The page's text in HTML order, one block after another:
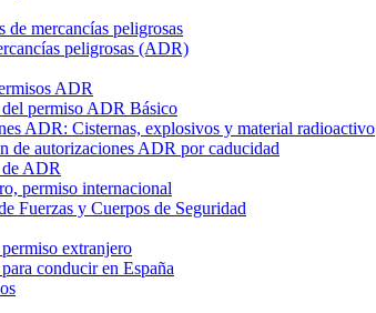
mercancías peligrosas
peligrosas (ADR)
ADR
permiso ADR Básico
ADR: Cisternas, explosivos y material radioactivo
de autorizaciones ADR por caducidad
ADR
permiso internacional
Fuerzas y Cuerpos de Seguridad
extranjero
conducir en España